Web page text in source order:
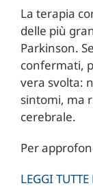
La terapia
delle più
Parkinson.
confermati,
vera svolta:
sintomi, ma
cerebrale.
Per
LEGGI